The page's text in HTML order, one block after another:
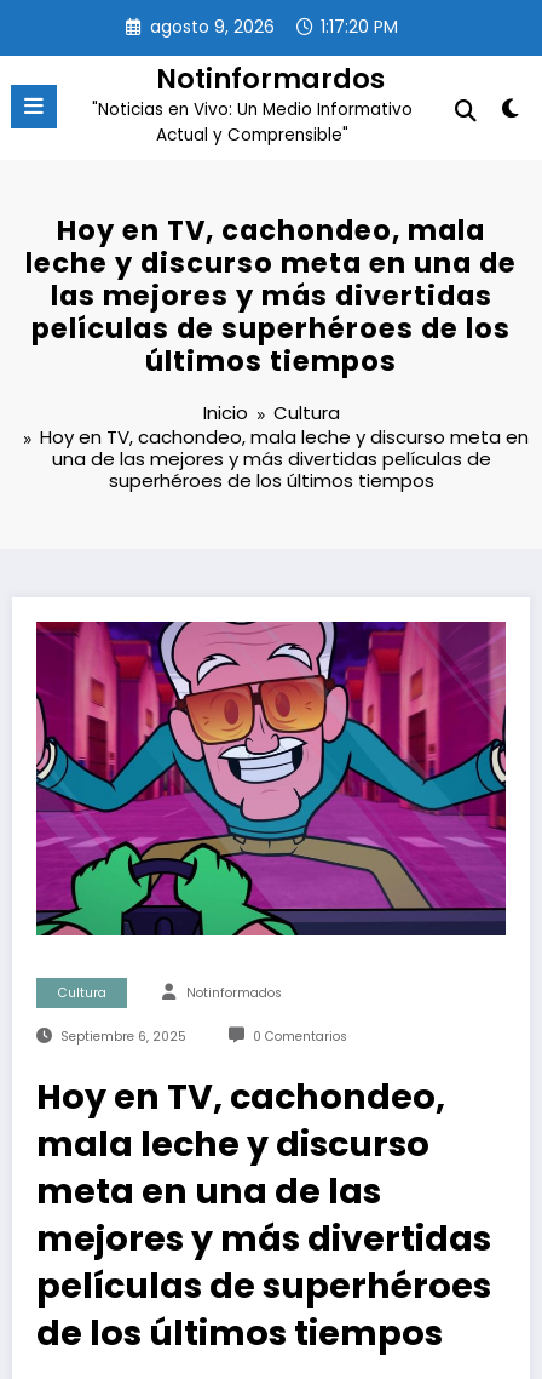
contenido
agosto 9, 2026 1:17:20 PM
Notinformardos
"Noticias en Vivo: Un Medio Informativo
Actual y Comprensible"
Hoy en TV, cachondeo, mala
leche y discurso meta en una de
las mejores y más divertidas
películas de superhéroes de los
últimos tiempos
Inicio
Cultura
Hoy en TV, cachondeo, mala leche y discurso meta en
una de las mejores y más divertidas películas de
superhéroes de los últimos tiempos
Cultura Notinformados
Septiembre 6, 2025 0 Comentarios
Hoy en TV, cachondeo,
mala leche y discurso
meta en una de las
mejores y más divertidas
películas de superhéroes
de los últimos tiempos